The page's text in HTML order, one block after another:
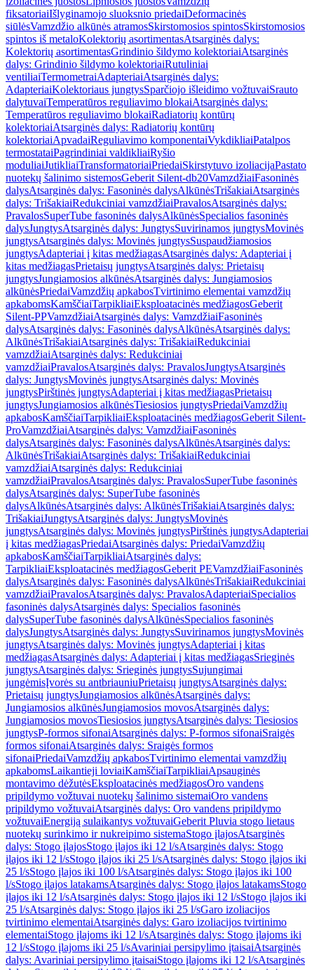
fiksatoriaiIšlyginamojo sluoksnio priedaiDeformacinės
siūlėsVamzdžio alkūnės atramosSkirstomosios spintosSkirstomosios
spintos iš metaloKolektorių asortimentasAtsarginės dalys:
Kolektorių asortimentasGrindinio šildymo kolektoriaiAtsarginės
dalys: Grindinio šildymo kolektoriaiRutuliniai
ventiliaiTermometraiAdapteriaiAtsarginės dalys:
AdapteriaiKolektoriaus jungtysSparčiojo išleidimo vožtuvaiSrauto
dalytuvaiTemperatūros reguliavimo blokaiAtsarginės dalys:
Temperatūros reguliavimo blokaiRadiatorių kontūrų
kolektoriaiAtsarginės dalys: Radiatorių kontūrų
kolektoriaiApvadaiReguliavimo komponentaiVykdikliaiPatalpos
termostataiPagrindiniai valdikliaiRyšio
moduliaiJutikliaiTransformatoriaiPriedaiSkirstytuvo izoliacijaPastato
nuotekų šalinimo sistemosGeberit Silent-db20VamzdžiaiFasoninės
dalysAtsarginės dalys: Fasoninės dalysAlkūnėsTrišakiaiAtsarginės
dalys: TrišakiaiRedukciniai vamzdžiaiPravalosAtsarginės dalys:
PravalosSuperTube fasoninės dalysAlkūnėsSpecialios fasoninės
dalysJungtysAtsarginės dalys: JungtysSuvirinamos jungtysMovinės
jungtysAtsarginės dalys: Movinės jungtysSuspaudžiamosios
jungtysAdapteriai į kitas medžiagasAtsarginės dalys: Adapteriai į
kitas medžiagasPrietaisų jungtysAtsarginės dalys: Prietaisų
jungtysJungiamosios alkūnėsAtsarginės dalys: Jungiamosios
alkūnėsPriedaiVamzdžių apkabosTvirtinimo elementai vamzdžių
apkabomsKamščiaiTarpikliaiEksploatacinės medžiagosGeberit
Silent-PPVamzdžiaiAtsarginės dalys: VamzdžiaiFasoninės
dalysAtsarginės dalys: Fasoninės dalysAlkūnėsAtsarginės dalys:
AlkūnėsTrišakiaiAtsarginės dalys: TrišakiaiRedukciniai
vamzdžiaiAtsarginės dalys: Redukciniai
vamzdžiaiPravalosAtsarginės dalys: PravalosJungtysAtsarginės
dalys: JungtysMovinės jungtysAtsarginės dalys: Movinės
jungtysPirštinės jungtysAdapteriai į kitas medžiagasPrietaisų
jungtysJungiamosios alkūnėsTiesiosios jungtysPriedaiVamzdžių
apkabosKamščiaiTarpikliaiEksploatacinės medžiagosGeberit Silent-
ProVamzdžiaiAtsarginės dalys: VamzdžiaiFasoninės
dalysAtsarginės dalys: Fasoninės dalysAlkūnėsAtsarginės dalys:
AlkūnėsTrišakiaiAtsarginės dalys: TrišakiaiRedukciniai
vamzdžiaiAtsarginės dalys: Redukciniai
vamzdžiaiPravalosAtsarginės dalys: PravalosSuperTube fasoninės
dalysAtsarginės dalys: SuperTube fasoninės
dalysAlkūnėsAtsarginės dalys: AlkūnėsTrišakiaiAtsarginės dalys:
TrišakiaiJungtysAtsarginės dalys: JungtysMovinės
jungtysAtsarginės dalys: Movinės jungtysPirštinės jungtysAdapteriai
į kitas medžiagasPriedaiAtsarginės dalys: PriedaiVamzdžių
apkabosKamščiaiTarpikliaiAtsarginės dalys:
TarpikliaiEksploatacinės medžiagosGeberit PEVamzdžiaiFasoninės
dalysAtsarginės dalys: Fasoninės dalysAlkūnėsTrišakiaiRedukciniai
vamzdžiaiPravalosAtsarginės dalys: PravalosAdapteriaiSpecialios
fasoninės dalysAtsarginės dalys: Specialios fasoninės
dalysSuperTube fasoninės dalysAlkūnėsSpecialios fasoninės
dalysJungtysAtsarginės dalys: JungtysSuvirinamos jungtysMovinės
jungtysAtsarginės dalys: Movinės jungtysAdapteriai į kitas
medžiagasAtsarginės dalys: Adapteriai į kitas medžiagasSrieginės
jungtysAtsarginės dalys: Srieginės jungtysSujungimai
jungėmisĮvorės su antbriauniuPrietaisų jungtysAtsarginės dalys:
Prietaisų jungtysJungiamosios alkūnėsAtsarginės dalys:
Jungiamosios alkūnėsJungiamosios movosAtsarginės dalys:
Jungiamosios movosTiesiosios jungtysAtsarginės dalys: Tiesiosios
jungtysP-formos sifonaiAtsarginės dalys: P-formos sifonaiSraigės
formos sifonaiAtsarginės dalys: Sraigės formos
sifonaiPriedaiVamzdžių apkabosTvirtinimo elementai vamzdžių
apkabomsLaikantieji loviaiKamščiaiTarpikliaiApsauginės
montavimo dėžutėsEksploatacinės medžiagosOro vandens
pripildymo vožtuvai nuotekų šalinimo sistemaiOro vandens
pripildymo vožtuvaiAtsarginės dalys: Oro vandens pripildymo
vožtuvaiEnergiją sulaikantys vožtuvaiGeberit Pluvia stogo lietaus
nuotekų surinkimo ir nukreipimo sistemaStogo įlajosAtsarginės
dalys: Stogo įlajosStogo įlajos iki 12 l/sAtsarginės dalys: Stogo
įlajos iki 12 l/sStogo įlajos iki 25 l/sAtsarginės dalys: Stogo įlajos iki
25 l/sStogo įlajos iki 100 l/sAtsarginės dalys: Stogo įlajos iki 100
l/sStogo įlajos latakamsAtsarginės dalys: Stogo įlajos latakamsStogo
įlajos iki 12 l/sAtsarginės dalys: Stogo įlajos iki 12 l/sStogo įlajos iki
25 l/sAtsarginės dalys: Stogo įlajos iki 25 l/sGaro izoliacijos
tvirtinimo elementaiAtsarginės dalys: Garo izoliacijos tvirtinimo
elementaiStogo įlajoms iki 12 l/sAtsarginės dalys: Stogo įlajoms iki
12 l/sStogo įlajoms iki 25 l/sAvariniai persipylimo įtaisaiAtsarginės
dalys: Avariniai persipylimo įtaisaiStogo įlajoms iki 12 l/sAtsarginės